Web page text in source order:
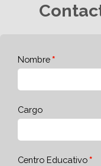
Nombre
Cargo
Centro Educativo